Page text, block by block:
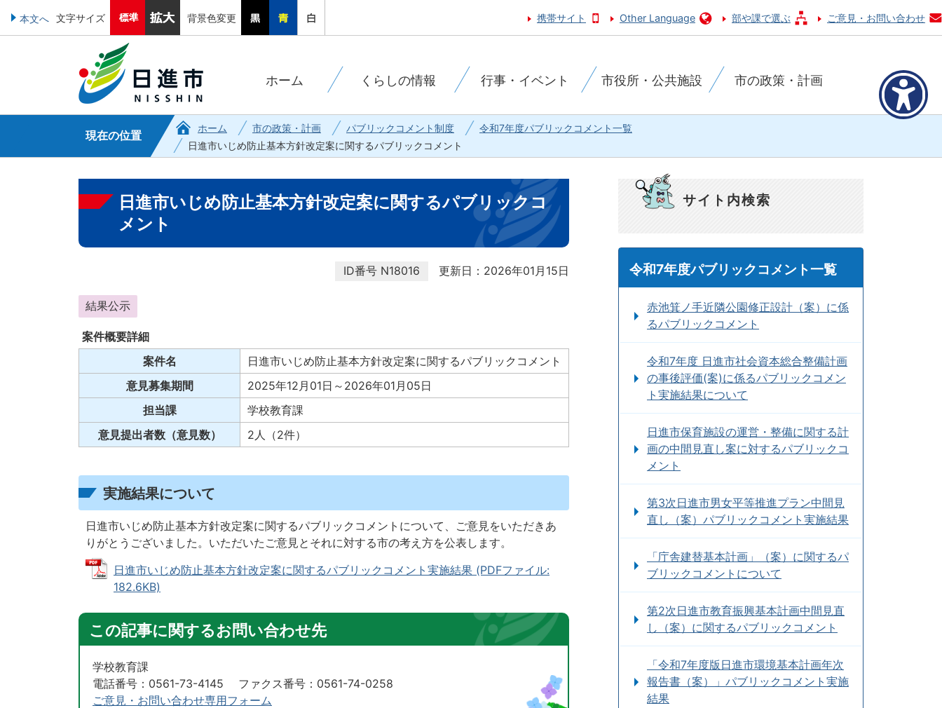
本文へ 文字サイズ 背景色変更 携帯サイト Other Language 部や課で選ぶ ご意見・お問い合わせ
ホーム くらしの情報 行事・イベント 市役所・公共施設 市の政策・計画
現在の位置
ホーム 市の政策・計画 パブリックコメント制度
令和7年度パブリックコメント一覧
日進市いじめ防止基本方針改定案に関するパブリックコメント
日進市いじめ防止基本方針改定案に関するパブリックコ
メント
ID番号 N18016 更新日：2026年01月15日
結果公示
案件概要詳細
案件名
日進市いじめ防止基本方針改定案に関するパブリックコメント
意見募集期間
2025年12月01日～2026年01月05日
担当課
学校教育課
意見提出者数（意見数）
2人（2件）
実施結果について
日進市いじめ防止基本方針改定案に関するパブリックコメントについて、ご意見をいただきあ
りがとうございました。いただいたご意見とそれに対する市の考え方を公表します。
日進市いじめ防止基本方針改定案に関するパブリックコメント実施結果 (PDFファイル:
182.6KB)
この記事に関するお問い合わせ先
学校教育課
電話番号：0561-73-4145 ファクス番号：0561-74-0258
ご意見・お問い合わせ専用フォーム
サイト内検索
令和7年度パブリックコメント一覧
赤池箕ノ手近隣公園修正設計（案）に係
るパブリックコメント
令和7年度 日進市社会資本総合整備計画
の事後評価(案)に係るパブリックコメン
ト実施結果について
日進市保育施設の運営・整備に関する計
画の中間見直し案に対するパブリックコ
メント
第3次日進市男女平等推進プラン中間見
直し（案）パブリックコメント実施結果
「庁舎建替基本計画」（案）に関するパ
ブリックコメントについて
第2次日進市教育振興基本計画中間見直
し（案）に関するパブリックコメント
「令和7年度版日進市環境基本計画年次
報告書（案）」パブリックコメント実施
結果